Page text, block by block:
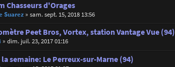
Chasseurs d'Orages
Suarez» sam. sept. 15, 2018 13:56
Peet Bros, Vortex, station Vantage Vue (94)
» dim. juil. 23, 2017 01:16
semaine: Le Perreux-sur-Marne (94)